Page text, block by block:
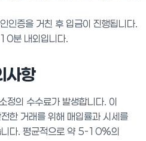
인증을 거친 후 입금이 진행됩니다.
분 내외입니다.
사항
정의 수수료가 발생합니다. 이
한 거래를 위해 매입률과 시세를
니다. 평균적으로 약 5-10%의